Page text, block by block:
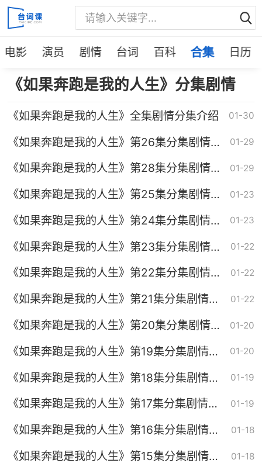
电影 演员 剧情 台词 百科 合集 日历
《如果奔跑是我的人生》分集剧情
《如果奔跑是我的人生》全集剧情分集介绍 01-30
《如果奔跑是我的人生》第26集分集剧情介
01-29
《如果奔跑是我的人生》第28集分集剧情介
01-29
《如果奔跑是我的人生》第25集分集剧情介
01-23
《如果奔跑是我的人生》第24集分集剧情介
01-23
《如果奔跑是我的人生》第23集分集剧情介
01-22
《如果奔跑是我的人生》第22集分集剧情介
01-22
《如果奔跑是我的人生》第21集分集剧情介
01-22
《如果奔跑是我的人生》第20集分集剧情介
01-20
《如果奔跑是我的人生》第19集分集剧情介
01-20
《如果奔跑是我的人生》第18集分集剧情介
01-19
《如果奔跑是我的人生》第17集分集剧情介
01-19
《如果奔跑是我的人生》第16集分集剧情介
01-18
《如果奔跑是我的人生》第15集分集剧情介
01-18